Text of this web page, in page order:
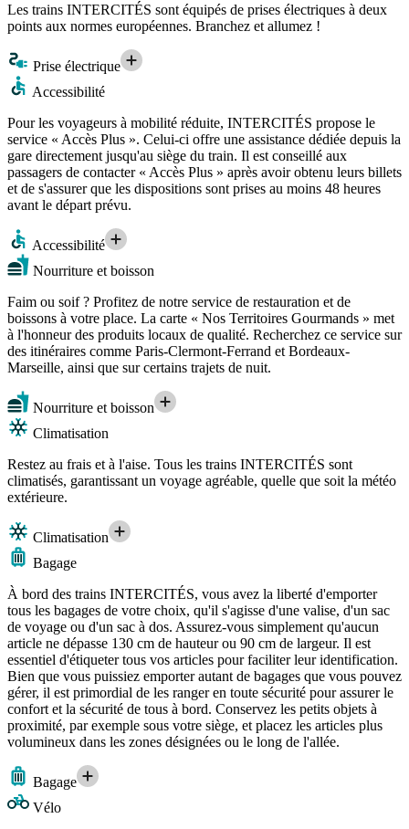
Les trains INTERCITÉS sont équipés de prises électriques à deux
points aux normes européennes. Branchez et allumez !
Prise électrique
Accessibilité
Pour les voyageurs à mobilité réduite, INTERCITÉS propose le
service « Accès Plus ». Celui-ci offre une assistance dédiée depuis la
gare directement jusqu'au siège du train. Il est conseillé aux
passagers de contacter « Accès Plus » après avoir obtenu leurs billets
et de s'assurer que les dispositions sont prises au moins 48 heures
avant le départ prévu.
Accessibilité
Nourriture et boisson
Faim ou soif ? Profitez de notre service de restauration et de
boissons à votre place. La carte « Nos Territoires Gourmands » met
à l'honneur des produits locaux de qualité. Recherchez ce service sur
des itinéraires comme Paris-Clermont-Ferrand et Bordeaux-
Marseille, ainsi que sur certains trajets de nuit.
Nourriture et boisson
Climatisation
Restez au frais et à l'aise. Tous les trains INTERCITÉS sont
climatisés, garantissant un voyage agréable, quelle que soit la météo
extérieure.
Climatisation
Bagage
À bord des trains INTERCITÉS, vous avez la liberté d'emporter
tous les bagages de votre choix, qu'il s'agisse d'une valise, d'un sac
de voyage ou d'un sac à dos. Assurez-vous simplement qu'aucun
article ne dépasse 130 cm de hauteur ou 90 cm de largeur. Il est
essentiel d'étiqueter tous vos articles pour faciliter leur identification.
Bien que vous puissiez emporter autant de bagages que vous pouvez
gérer, il est primordial de les ranger en toute sécurité pour assurer le
confort et la sécurité de tous à bord. Conservez les petits objets à
proximité, par exemple sous votre siège, et placez les articles plus
volumineux dans les zones désignées ou le long de l'allée.
Bagage
Vélo